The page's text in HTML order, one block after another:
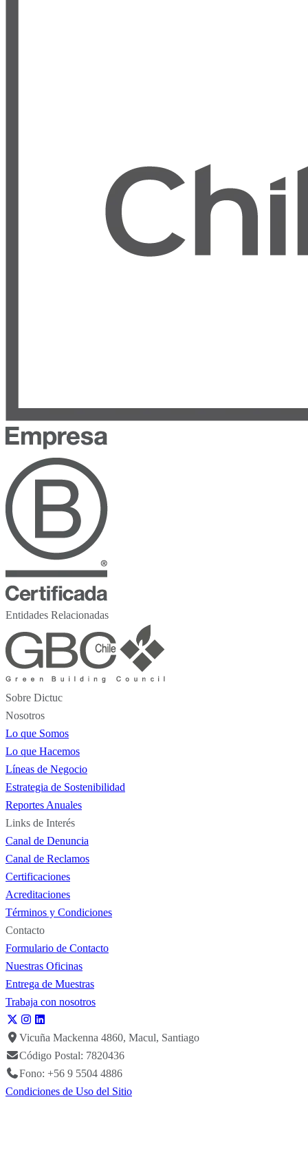
Entidades Relacionadas
Sobre Dictuc
Nosotros
Lo que Somos
Lo que Hacemos
Líneas de Negocio
Estrategia de Sostenibilidad
Reportes Anuales
Links de Interés
Canal de Denuncia
Canal de Reclamos
Certificaciones
Acreditaciones
Términos y Condiciones
Contacto
Formulario de Contacto
Nuestras Oficinas
Entrega de Muestras
Trabaja con nosotros
Vicuña Mackenna 4860, Macul, Santiago
Código Postal: 7820436
Fono: +56 9 5504 4886
Condiciones de Uso del Sitio